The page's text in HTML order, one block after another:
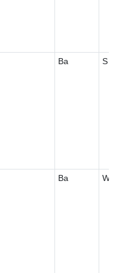
Ba S
Ba W